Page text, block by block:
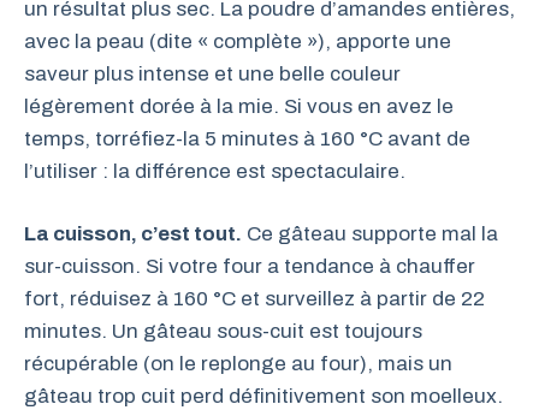
un résultat plus sec. La poudre d’amandes entières,
avec la peau (dite « complète »), apporte une
saveur plus intense et une belle couleur
légèrement dorée à la mie. Si vous en avez le
temps, torréfiez-la 5 minutes à 160 °C avant de
l’utiliser : la différence est spectaculaire.
La cuisson, c’est tout. Ce gâteau supporte mal la
sur-cuisson. Si votre four a tendance à chauffer
fort, réduisez à 160 °C et surveillez à partir de 22
minutes. Un gâteau sous-cuit est toujours
récupérable (on le replonge au four), mais un
gâteau trop cuit perd définitivement son moelleux.